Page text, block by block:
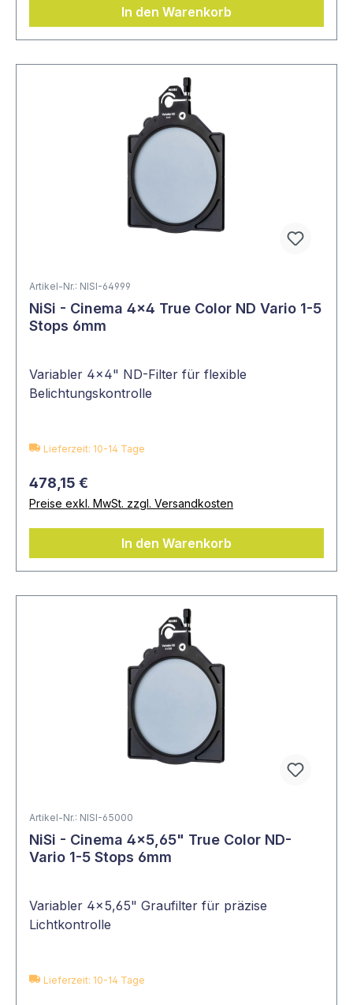
In den Warenkorb
Artikel-Nr.: NISI-64999
NiSi - Cinema 4x4 True Color ND Vario 1-5
Stops 6mm
Variabler 4x4" ND-Filter für flexible
Belichtungskontrolle
Lieferzeit: 10-14 Tage
478,15 €
Preise exkl. MwSt. zzgl. Versandkosten
In den Warenkorb
Artikel-Nr.: NISI-65000
NiSi - Cinema 4x5,65" True Color ND-
Vario 1-5 Stops 6mm
Variabler 4x5,65" Graufilter für präzise
Lichtkontrolle
Lieferzeit: 10-14 Tage